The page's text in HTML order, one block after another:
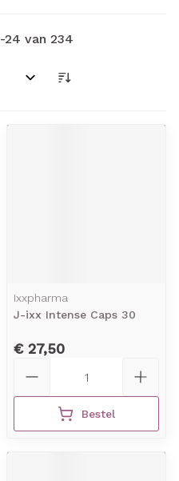
-24 van 234
Ixxpharma
J-ixx Intense Caps 30
€ 27,50
Bestel